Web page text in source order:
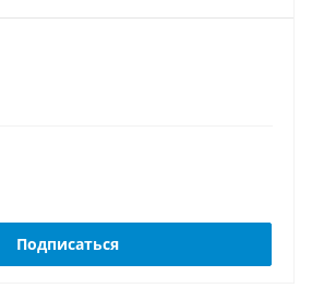
Подписаться